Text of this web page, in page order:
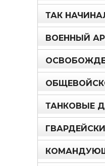
ТАК
ВОЕННЫЙ
ТАНКОВЫЕ